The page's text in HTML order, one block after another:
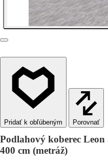
Porovnať
Podlahový koberec
400 cm (metráž)